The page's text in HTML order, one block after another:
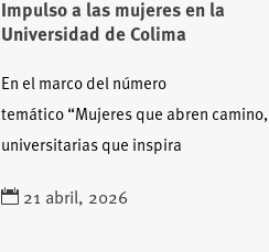
Impulso a las mujeres en la
Universidad de Colima
En el marco del número
temático “Mujeres que abren camino,
universitarias que inspira
21 abril, 2026